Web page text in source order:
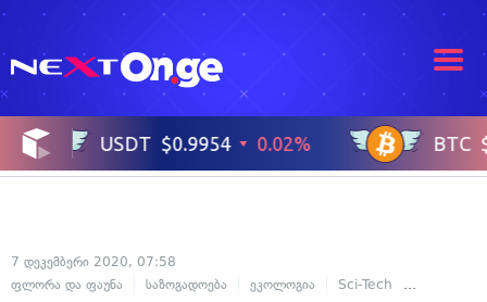
7 დეკემბერი 2020, 07:58
ფლორა და ფაუნა
საზოგადოება ეკოლოგია Sci-Tech